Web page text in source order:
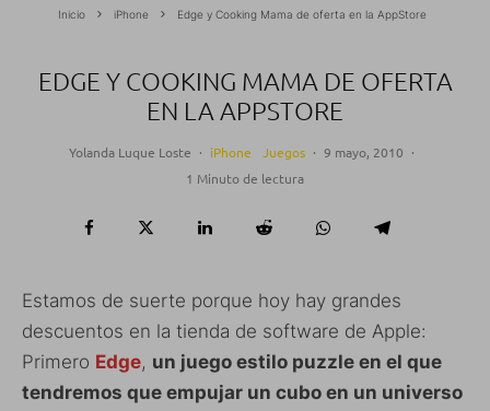
Inicio iPhone Edge y Cooking Mama de oferta en la AppStore
EDGE Y COOKING MAMA DE OFERTA
EN LA APPSTORE
Yolanda Luque Loste · iPhone Juegos · 9 mayo, 2010 ·
1 Minuto de lectura
Estamos de suerte porque hoy hay grandes
descuentos en la tienda de software de Apple:
Primero Edge, un juego estilo puzzle en el que
tendremos que empujar un cubo en un universo